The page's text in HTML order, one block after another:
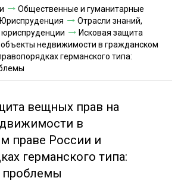
Условия доставки
Условия оплаты
Контакты
Общественные и гуманитарные
Отрасли знаний,
Исковая защита
недвижимости в гражданском
германского типа:
вещных прав на
в
праве России и
германского типа:
проблемы